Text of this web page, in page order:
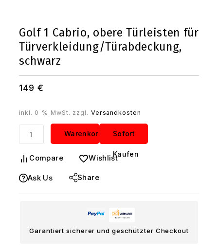
Golf 1 Cabrio, obere Türleisten für
Türverkleidung/Türabdeckung,
schwarz
149 €
inkl. 0 % MwSt. zzgl. Versandkosten
Golf
1
Cabrio,
obere
Türverkleidung/Türabdeckung,
Warenkorb Sofort
Kaufen
Compare Wishlist
Ask Us Share
Garantiert sicherer und geschützter Checkout